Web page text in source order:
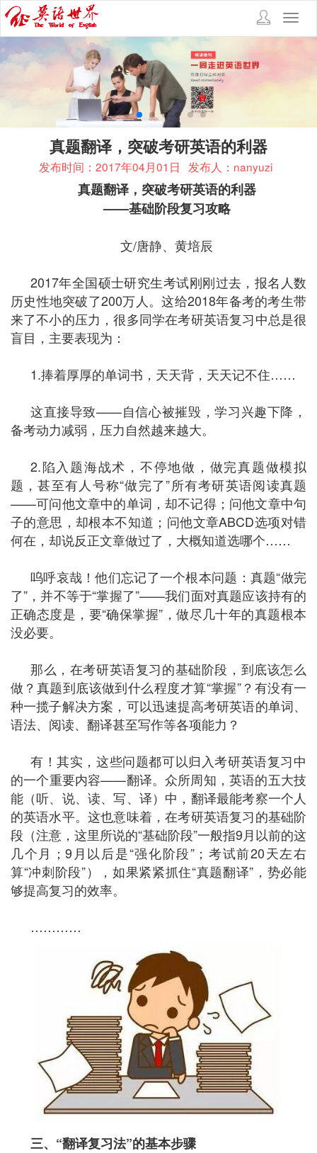
真题翻译，突破考研英语的利器
发布时间：2017年04月01日 发布人：nanyuzi
真题翻译，突破考研英语的利器
——基础阶段复习攻略
文/唐静、黄培辰
2017年全国硕士研究生考试刚刚过去，报名人数
历史性地突破了200万人。这给2018年备考的考生带
来了不小的压力，很多同学在考研英语复习中总是很
盲目，主要表现为：
1.捧着厚厚的单词书，天天背，天天记不住……
这直接导致——自信心被摧毁，学习兴趣下降，
备考动力减弱，压力自然越来越大。
2.陷入题海战术，不停地做，做完真题做模拟
题，甚至有人号称“做完了”所有考研英语阅读真题
——可问他文章中的单词，却不记得；问他文章中句
子的意思，却根本不知道；问他文章ABCD选项对错
何在，却说反正文章做过了，大概知道选哪个……
呜呼哀哉！他们忘记了一个根本问题：真题“做完
了”，并不等于“掌握了”——我们面对真题应该持有的
正确态度是，要“确保掌握”，做尽几十年的真题根本
没必要。
那么，在考研英语复习的基础阶段，到底该怎么
做？真题到底该做到什么程度才算“掌握”？有没有一
种一揽子解决方案，可以迅速提高考研英语的单词、
语法、阅读、翻译甚至写作等各项能力？
有！其实，这些问题都可以归入考研英语复习中
的一个重要内容——翻译。众所周知，英语的五大技
能（听、说、读、写、译）中，翻译最能考察一个人
的英语水平。这也意味着，在考研英语复习的基础阶
段（注意，这里所说的“基础阶段”一般指9月以前的这
几个月；9月以后是“强化阶段”；考试前20天左右
算“冲刺阶段”），如果紧紧抓住“真题翻译”，势必能
够提高复习的效率。
…………
三、 “翻译复习法”的基本步骤